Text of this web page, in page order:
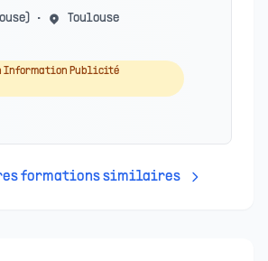
• Toulouse
Information Publicité
formations similaires